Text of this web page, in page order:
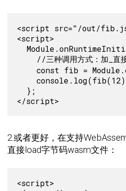
<script src="/out/
<script>
//三种调用方式：加_
const fib =
  };
2.或者更好，在支持
直接load字节码wasm文件：
<script>